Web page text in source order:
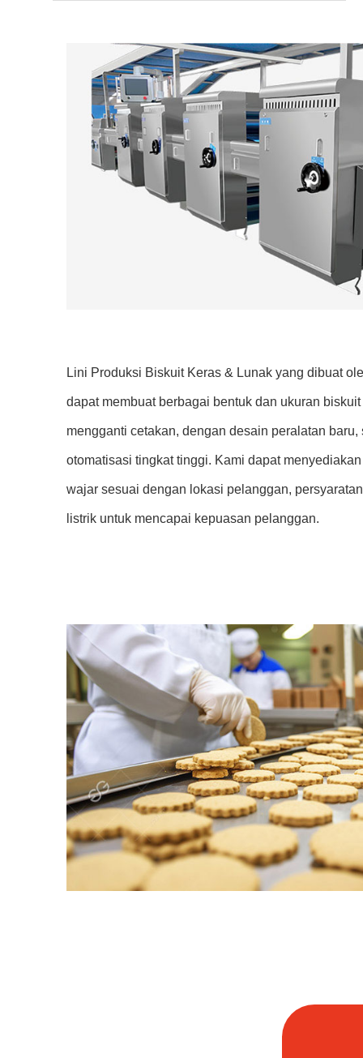
Lini Produksi Biskuit Keras & Lunak yang dibuat
dapat membuat berbagai bentuk dan ukuran
mengganti cetakan, dengan desain peralatan baru,
otomatisasi tingkat tinggi. Kami dapat
wajar sesuai dengan lokasi pelanggan,
listrik untuk mencapai kepuasan pelanggan.